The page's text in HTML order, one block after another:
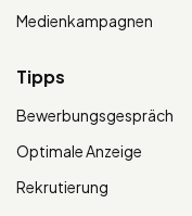
Medienkampagnen
Tipps
Bewerbungsgespräch
Optimale Anzeige
Rekrutierung